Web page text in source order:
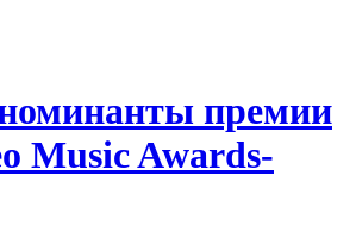
премии
Music Awards-